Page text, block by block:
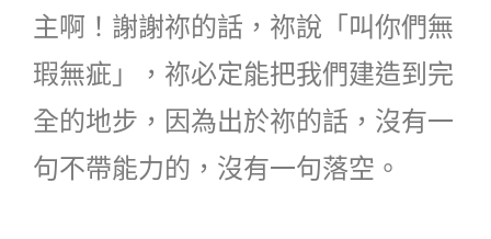
主啊！謝謝祢的話，祢說「叫你們無
瑕無疵」，祢必定能把我們建造到完
全的地步，因為出於祢的話，沒有一
句不帶能力的，沒有一句落空。